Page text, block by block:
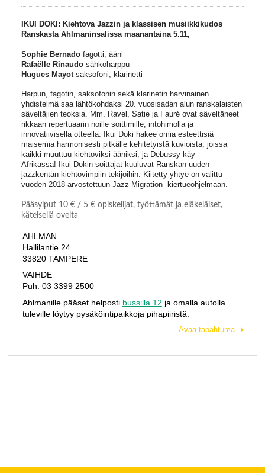
IKUI DOKI: Kiehtova Jazzin ja klassisen musiikkikudos
Ranskasta Ahlmaninsalissa maanantaina 5.11,
Sophie Bernadofagotti, ääni
Rafaëlle Rinaudosähköharppu
Hugues Mayotsaksofoni, klarinetti
Harpun, fagotin, saksofonin sekä klarinetin harvinainen
yhdistelmä saa lähtökohdaksi 20. vuosisadan alun ranskalaisten
säveltäjien teoksia. Mm. Ravel, Satie ja Fauré ovat säveltäneet
rikkaan repertuaarin noille soittimille, intohimolla ja
innovatiivisella otteella. Ikui Doki hakee omia esteettisiä
maisemia harmonisesti pitkälle kehitetyistä kuvioista, joissa
kaikki muuttuu kiehtoviksi ääniksi, ja Debussy käy
Afrikassa! Ikui Dokin soittajat kuuluvat Ranskan uuden
jazzkentän kiehtovimpiin tekijöihin. Kiitetty yhtye on valittu
vuoden 2018 arvostettuun Jazz Migration -kiertueohjelmaan.
Pääsyiput 10 € / 5€ opiskelijat, työttämät ja eläkeläiset,
käteisellä ovelta
AHLMAN
Hallilantie 24
33820 TAMPERE
VAIHDE
Puh. 03 3399 2500
Ahlmanille pääset helposti bussilla 12 ja omalla autolla
tuleville löytyy pysäköintipaikkoja pihapiiristä.
Avaa tapahtuma